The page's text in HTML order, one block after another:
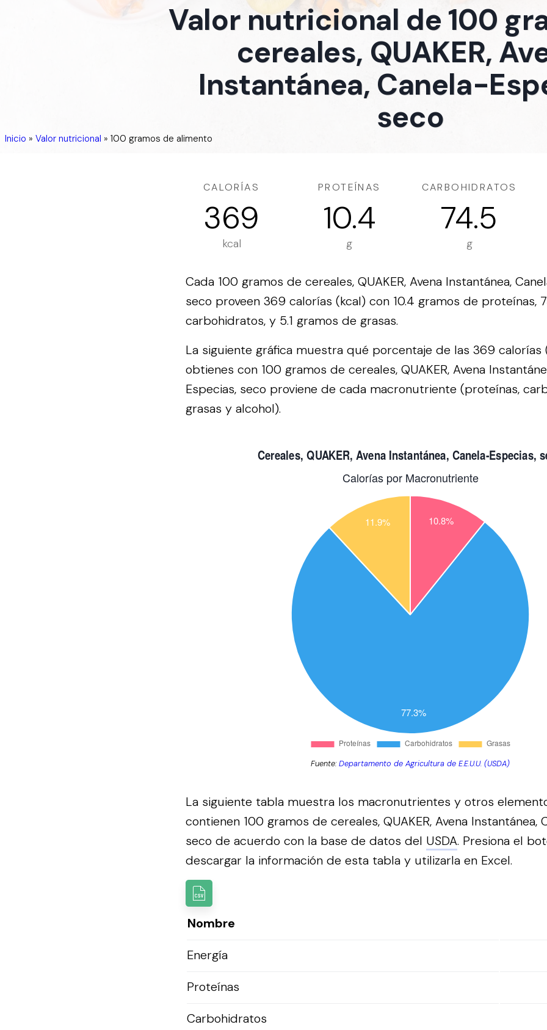
Valor nutricional de 100
cereales, QUAKER,
Instantánea, Canela-
seco
Inicio » Valor nutricional » 100 gramos de alimento
CALORÍAS
369
kcal
PROTEÍNAS
10.4
g
CARBOHIDRATOS
74.5
g
Cada 100 gramos de cereales, QUAKER, Avena Instantánea,
seco proveen 369 calorías (kcal) con 10.4 gramos de proteínas,
carbohidratos, y 5.1 gramos de grasas.
La siguiente gráfica muestra qué porcentaje de las 369 calorías
obtienes con 100 gramos de cereales, QUAKER, Avena
Especias, seco proviene de cada macronutriente (proteínas,
grasas y alcohol).
Fuente:Departamento de Agricultura de E.E.U.U. (USDA)
La siguiente tabla muestra los macronutrientes y otros
contienen 100 gramos de cereales, QUAKER, Avena Instantánea,
seco de acuerdo con la base de datos del USDA. Presiona el
descargar la información de esta tabla y utilizarla en Excel.
Nombre
Energía
Proteínas
Carbohidratos